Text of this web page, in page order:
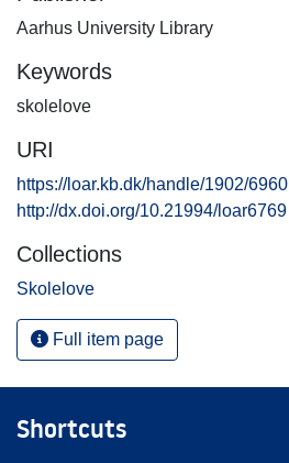
Aarhus University Library
Keywords
skolelove
URI
https://loar.kb.dk/handle/1902/6960
http://dx.doi.org/10.21994/loar6769
Collections
Skolelove
Full item page
Shortcuts